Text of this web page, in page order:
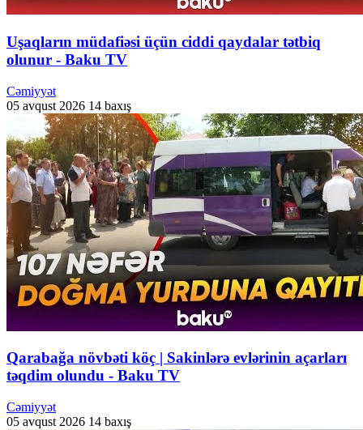
Uşaqların müdafiəsi üçün ciddi qaydalar tətbiq
olunur - Baku TV
Cəmiyyət
05 avqust 2026 14 baxış
Qarabağa növbəti köç | Sakinlərə evlərinin açarları
təqdim olundu - Baku TV
Cəmiyyət
05 avqust 2026 14 baxış